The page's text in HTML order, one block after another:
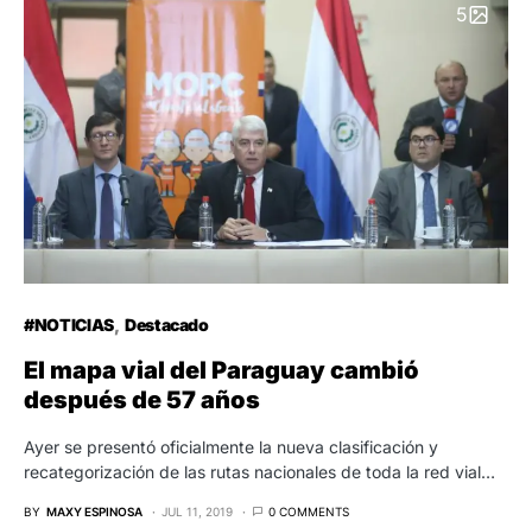
5
#NOTICIAS Destacado
El mapa vial del Paraguay cambió
después de 57 años
Ayer se presentó oficialmente la nueva clasificación y
recategorización de las rutas nacionales de toda la red vial…
BY MAXY ESPINOSA JUL 11, 2019 0 COMMENTS